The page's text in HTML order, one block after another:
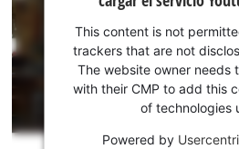
consentimiento
para cargar el
servicio
Youtube!
is
This content is not
trackers that are not
The website owner needs
with their CMP to add this
of technologies
Powered by